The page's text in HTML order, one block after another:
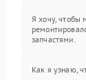
Я хочу, чтобы
запчастями.
Как я узнаю,